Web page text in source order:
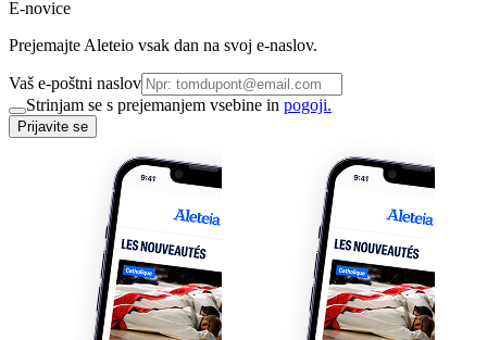
E-novice
Prejemajte Aleteio vsak dan na svoj e-naslov.
Vaš e-poštni naslov
Strinjam se s prejemanjem vsebine in pogoji.
Prijavite se